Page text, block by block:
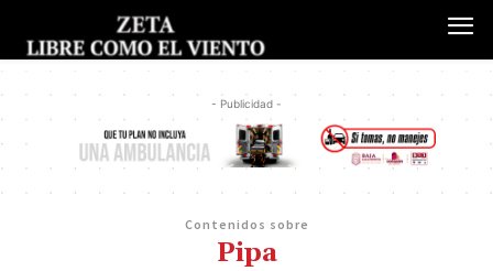
- Publicidad -
Contenidos sobre
Pipa